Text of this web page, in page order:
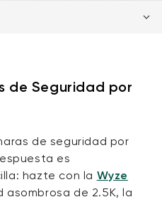
Pan v3
Wyze Cam OG
resto de nosotros
de Seguridad por
de seguridad por
es
hazte con la Wyze
asombrosa de 2.5K, la